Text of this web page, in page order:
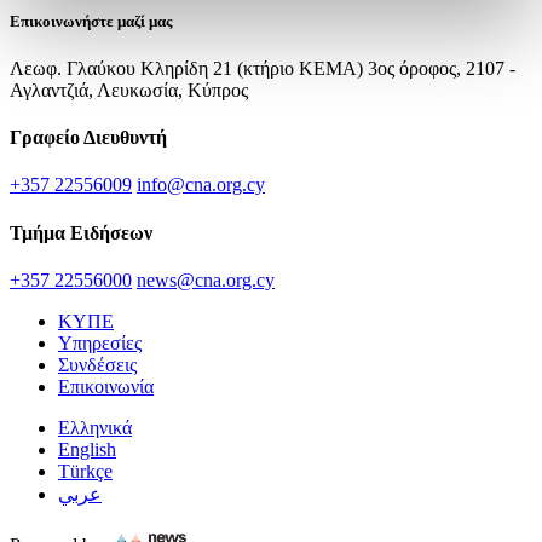
Επικοινωνήστε μαζί μας
Λεωφ. Γλαύκου Κληρίδη 21 (κτήριο ΚΕΜΑ) 3ος όροφος, 2107 -
Αγλαντζιά, Λευκωσία, Κύπρος
Γραφείο Διευθυντή
+357 22556009 info@cna.org.cy
Τμήμα Ειδήσεων
+357 22556000 news@cna.org.cy
ΚΥΠΕ
Υπηρεσίες
Συνδέσεις
Επικοινωνία
Ελληνικά
English
Türkçe
عربي